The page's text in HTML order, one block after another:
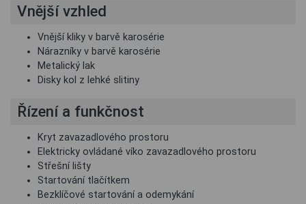
Vnější vzhled
Vnější kliky v barvě karosérie
Nárazníky v barvě karosérie
Metalický lak
Disky kol z lehké slitiny
Řízení a funkčnost
Kryt zavazadlového prostoru
Elektricky ovládané víko zavazadlového prostoru
Střešní lišty
Startování tlačítkem
Bezklíčové startování a odemykání